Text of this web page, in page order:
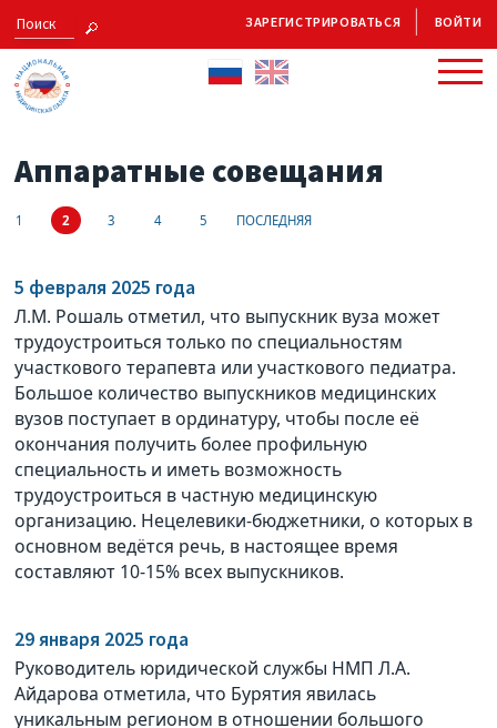
ЗАРЕГИСТРИРОВАТЬСЯ ВОЙТИ
Аппаратные совещания
1 2 3 4 5 ПОСЛЕДНЯЯ
5 февраля 2025 года
Л.М. Рошаль отметил, что выпускник вуза может
трудоустроиться только по специальностям
участкового терапевта или участкового педиатра.
Большое количество выпускников медицинских
вузов поступает в ординатуру, чтобы после её
окончания получить более профильную
специальность и иметь возможность
трудоустроиться в частную медицинскую
организацию. Нецелевики-бюджетники, о которых в
основном ведётся речь, в настоящее время
составляют 10-15% всех выпускников.
29 января 2025 года
Руководитель юридической службы НМП Л.А.
Айдарова отметила, что Бурятия явилась
уникальным регионом в отношении большого